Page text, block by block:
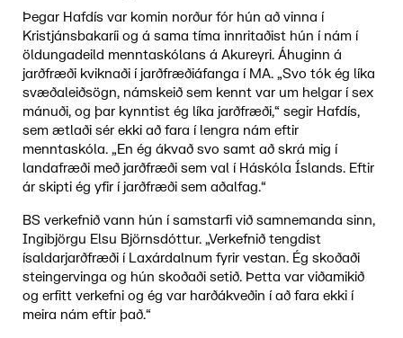
Þegar Hafdís var komin norður fór hún að vinna í
Kristjánsbakaríi og á sama tíma innritaðist hún í nám í
öldungadeild menntaskólans á Akureyri. Áhuginn á
jarðfræði kviknaði í jarðfræðiáfanga í MA. „Svo tók ég líka
svæðaleiðsögn, námskeið sem kennt var um helgar í sex
mánuði, og þar kynntist ég líka jarðfræði,“ segir Hafdís,
sem ætlaði sér ekki að fara í lengra nám eftir
menntaskóla. „En ég ákvað svo samt að skrá mig í
landafræði með jarðfræði sem val í Háskóla Íslands. Eftir
ár skipti ég yfir í jarðfræði sem aðalfag.“
BS verkefnið vann hún í samstarfi við samnemanda sinn,
Ingibjörgu Elsu Björnsdóttur. „Verkefnið tengdist
ísaldarjarðfræði í Laxárdalnum fyrir vestan. Ég skoðaði
steingervinga og hún skoðaði setið. Þetta var viðamikið
og erfitt verkefni og ég var harðákveðin í að fara ekki í
meira nám eftir það.“